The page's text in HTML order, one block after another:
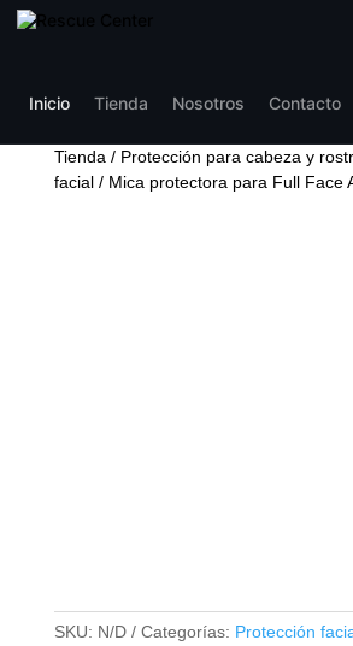
Inicio Tienda Nosotros Contacto
Tienda / Protección para cabeza y
facial/ Mica protectora para Full Face
SKU: N/D Categorías: Protección